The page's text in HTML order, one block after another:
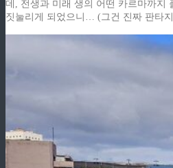
데, 전생과 미래 생의 어떤 카르마까지
짓눌리게 되었으니… (그건 진짜 판타